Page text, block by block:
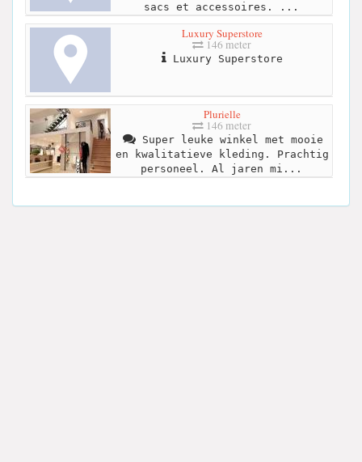
sacs et accessoires. ...
Luxury Superstore
146 meter
Luxury Superstore
Plurielle
146 meter
Super leuke winkel met mooie
en kwalitatieve kleding. Prachtig
personeel. Al jaren mi...